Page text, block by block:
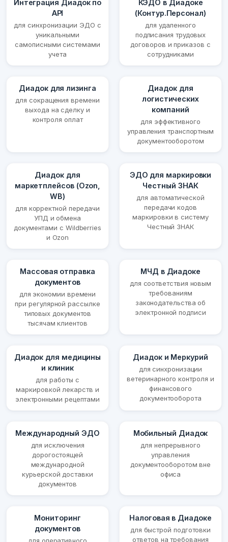
Интеграция Диадок по
API
для синхронизации ЭДО с
уникальными
самописными системами
учета
КЭДО в Диадоке
(Контур.Персонал)
для удаленного
подписания трудовых
договоров и приказов с
сотрудниками
Диадок для лизинга
для сокращения времени
выхода на сделку и
контроля оплат
Диадок для
логистических
компаний
для эффективного
управления транспортным
документооборотом
Диадок для
маркетплейсов (Ozon,
WB)
для корректной передачи
УПД и обмена
документами с Wildberries
и Ozon
ЭДО для маркировки
Честный ЗНАК
для автоматической
передачи кодов
маркировки в систему
Честный ЗНАК
Массовая отправка
документов
для экономии времени
при регулярной рассылке
типовых документов
тысячам клиентов
МЧД в Диадоке
для соответствия новым
требованиям
законодательства об
электронной подписи
Диадок для медицины
и клиник
для работы с
маркировкой лекарств и
электронными рецептами
Диадок и Меркурий
для синхронизации
ветеринарного контроля и
финансового
документооборота
Международный ЭДО
для исключения
дорогостоящей
международной
курьерской доставки
документов
Мобильный Диадок
для непрерывного
управления
документооборотом вне
офиса
Мониторинг
документов
Налоговая в Диадоке
для быстрой подготовки
ответов на требования